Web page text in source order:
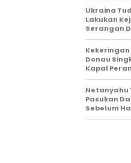
Ukraina
Lakukan
Serangan
Donau
Kapal
Netanyahu
Pasukan
Sebelum